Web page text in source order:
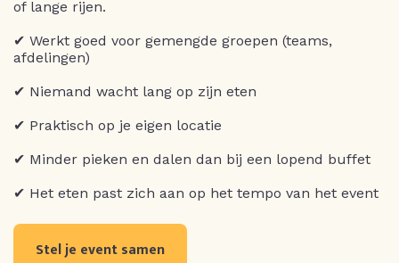
of lange rijen.
✔ Werkt goed voor gemengde groepen (teams,
afdelingen)
✔ Niemand wacht lang op zijn eten
✔ Praktisch op je eigen locatie
✔ Minder pieken en dalen dan bij een lopend buffet
✔ Het eten past zich aan op het tempo van het event
Stel je event samen